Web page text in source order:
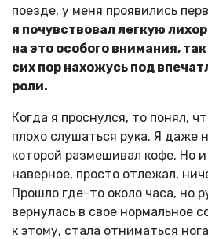
поезде, у меня проявились
я почувствовал легкую
на это особого внимания,
сих пор нахожусь под
роли.
Когда я проснулся, то понял,
плохо слушаться рука. Я даже
которой размешивал кофе. Но
наверное, просто отлежал,
Прошло где-то около часа, но
вернулась в свое нормальное
к этому, стала отниматься